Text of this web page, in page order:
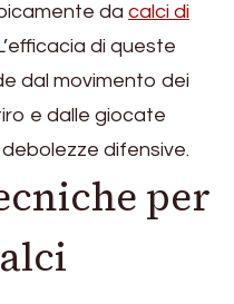
da calci di
di queste
dal movimento dei
e dalle giocate
difensive.
per